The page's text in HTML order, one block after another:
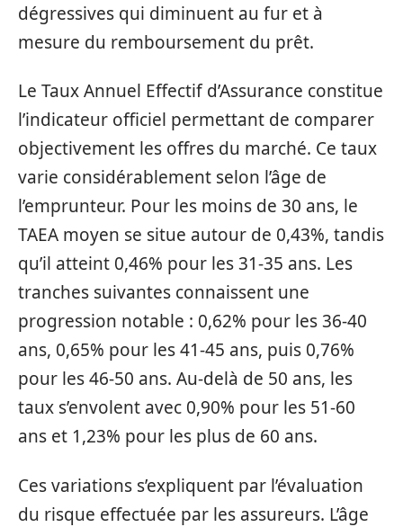
dégressives qui diminuent au fur et à
mesure du remboursement du prêt.
Le Taux Annuel Effectif d’Assurance constitue
l’indicateur officiel permettant de comparer
objectivement les offres du marché. Ce taux
varie considérablement selon l’âge de
l’emprunteur. Pour les moins de 30 ans, le
TAEA moyen se situe autour de 0,43%, tandis
qu’il atteint 0,46% pour les 31-35 ans. Les
tranches suivantes connaissent une
progression notable : 0,62% pour les 36-40
ans, 0,65% pour les 41-45 ans, puis 0,76%
pour les 46-50 ans. Au-delà de 50 ans, les
taux s’envolent avec 0,90% pour les 51-60
ans et 1,23% pour les plus de 60 ans.
Ces variations s’expliquent par l’évaluation
du risque effectuée par les assureurs. L’âge